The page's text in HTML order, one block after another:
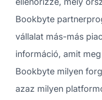
Bookbyte
vállalat más-más
információ, amit
Bookbyte milyen
azaz milyen